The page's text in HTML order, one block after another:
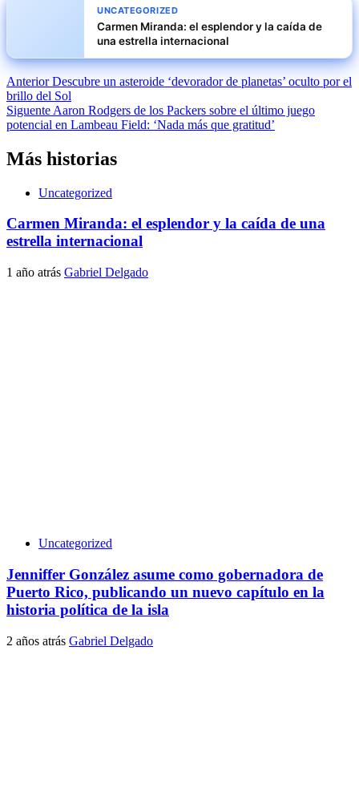
UNCATEGORIZED
Carmen Miranda: el esplendor y la caída de
una estrella internacional
Navegación
de
entradas
AnteriorDescubre un asteroide ‘devorador de planetas’ oculto por el
brillo del Sol
Siguente Aaron Rodgers de los Packers sobre el último juego
potencial en Lambeau Field: ‘Nada más que gratitud’
Más historias
Uncategorized
Carmen Miranda: el esplendor y la caída de una
estrella internacional
1 año atrás Gabriel Delgado
Uncategorized
Jenniffer González asume como gobernadora de
Puerto Rico, publicando un nuevo capítulo en la
historia política de la isla
2 años atrás Gabriel Delgado